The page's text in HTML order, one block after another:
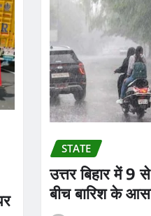
STATE
उत्तर बिहार में 9
बीच बारिश के